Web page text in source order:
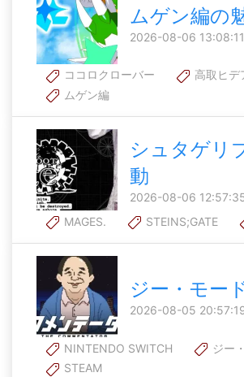
ムゲン編の
2026-08-06 13:08:11
ココロクローバー
高取ヒデ
ムゲン編
シュタゲリ
動
2026-08-06
MAGES.
STEINS;GATE
ジー・モー
2026-08-05
NINTENDO SWITCH
ジー
STEAM